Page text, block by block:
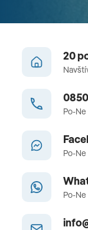
20
0850
Po-
Po-
Po-